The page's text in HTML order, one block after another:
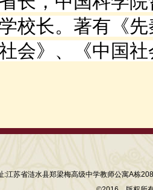
校长。著有《
会》、《中国
:江苏省涟水县郑梁梅高级中学教师公寓A栋